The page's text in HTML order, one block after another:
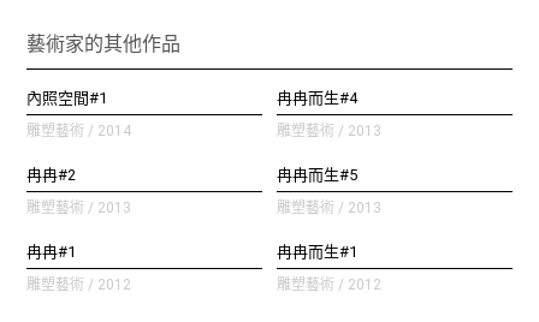
藝術家的其他作品
內照空間#1
雕塑藝術 / 2014
冉冉而生#4
雕塑藝術 / 2013
冉冉#2
雕塑藝術 / 2013
冉冉而生#5
雕塑藝術 / 2013
冉冉#1
雕塑藝術 / 2012
冉冉而生#1
雕塑藝術 / 2012